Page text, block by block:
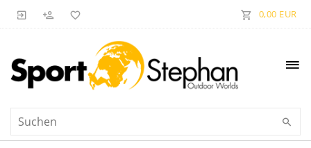
0,00 EUR